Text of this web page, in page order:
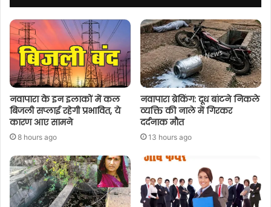
नवापारा के इन इलाकों में कल
बिजली सप्लाई रहेगी प्रभावित, ये
कारण आए सामने
8 hours ago
नवापारा ब्रेकिंग: दूध बांटने निकले
व्यक्ति की नाले में गिरकर
दर्दनाक मौत
13 hours ago